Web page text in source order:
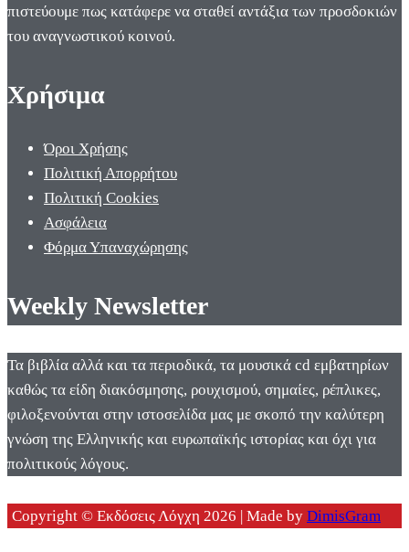
πιστεύουμε πως κατάφερε να σταθεί αντάξια των προσδοκιών
του αναγνωστικού κοινού.
Χρήσιμα
Όροι Χρήσης
Πολιτική Απορρήτου
Πολιτική Cookies
Ασφάλεια
Φόρμα Υπαναχώρησης
Weekly Newsletter
Τα βιβλία αλλά και τα περιοδικά, τα μουσικά cd εμβατηρίων
καθώς τα είδη διακόσμησης, ρουχισμού, σημαίες, ρέπλικες,
φιλοξενούνται στην ιστοσελίδα μας με σκοπό την καλύτερη
γνώση της Ελληνικής και ευρωπαϊκής ιστορίας και όχι για
πολιτικούς λόγους.
Copyright © Εκδόσεις Λόγχη 2026 | Made by DimisGram